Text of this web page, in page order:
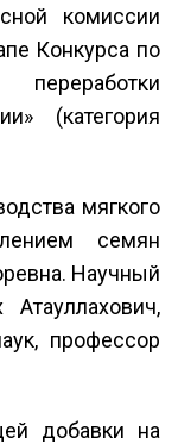
комиссии
Конкурса по
(категория
мягкого
семян
Научный
профессор
добавки на